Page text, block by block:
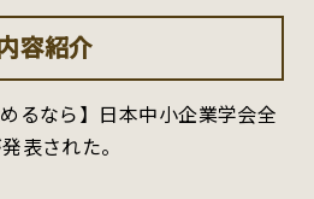
容紹介
るなら】日本中小企業学会全
表された。